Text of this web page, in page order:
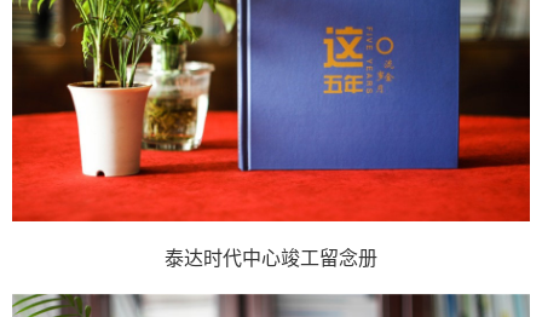
泰达时代中心竣工留念册